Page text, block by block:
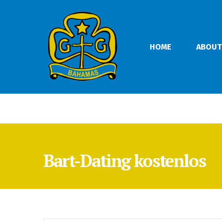
HOME
Bart-Dating kostenlos